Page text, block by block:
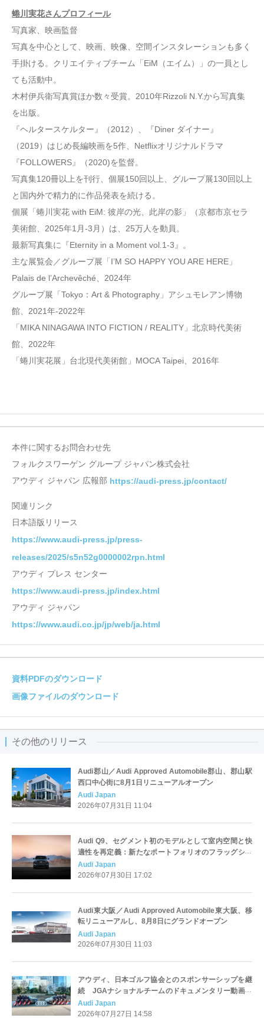
蜷川実花さんプロフィール
写真家、映画監督
写真を中心として、映画、映像、空間インスタレーションも多く
手掛ける。クリエイティブチーム「EiM（エイム）」の一員とし
ても活動中。
木村伊兵衛写真賞ほか数々受賞。2010年Rizzoli N.Y.から写真集
を出版。
『ヘルタースケルター』（2012）、『Diner ダイナー』
（2019）はじめ長編映画を5作、Netflixオリジナルドラマ
『FOLLOWERS』（2020)を監督。
写真集120冊以上を刊行、個展150回以上、グループ展130回以上
と国内外で精力的に作品発表を続ける。
個展「蜷川実花 with EiM: 彼岸の光、此岸の影」（京都市京セラ
美術館、2025年1月-3月）は、25万人を動員。
最新写真集に『Eternity in a Moment vol.1-3』。
主な展覧会／グループ展「I’M SO HAPPY YOU ARE HERE」
Palais de l’Archevêché、2024年
グループ展「Tokyo：Art & Photography」アシュモレアン博物
館、2021年‐2022年
「MIKA NINAGAWA INTO FICTION / REALITY」北京時代美術
館、2022年
「蜷川実花展」台北現代美術館」MOCA Taipei、2016年
本件に関するお問合わせ先
フォルクスワーゲン グループ ジャパン株式会社
アウディ ジャパン 広報部 https://audi-press.jp/contact/
関連リンク
日本語版リリース
https://www.audi-press.jp/press-
releases/2025/s5n52g0000002rpn.html
アウディ プレス センター
https://www.audi-press.jp/index.html
アウディ ジャパン
https://www.audi.co.jp/jp/web/ja.html
資料PDFのダウンロード
画像ファイルのダウンロード
その他のリリース
Audi郡山／Audi Approved Automobile郡山、郡山駅
西口中心街に8月1日リニューアルオープン
Audi Japan
2026年07月31日 11:04
Audi Q9、セグメント初のモデルとして室内空間と快
適性を再定義：新たなポートフォリオのフラッグシッ
プ
Audi Japan
2026年07月30日 17:02
Audi東大阪／Audi Approved Automobile東大阪、移
転リニューアルし、8月8日にグランドオープン
Audi Japan
2026年07月30日 11:03
アウディ、日本ゴルフ協会とのスポンサーシップを継
続 JGAナショナルチームのドキュメンタリー動画企
画を始動
Audi Japan
2026年07月27日 14:58